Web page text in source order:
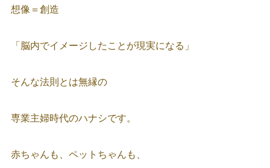
想像＝創造
「脳内でイメージしたことが現実になる」
そんな法則とは無縁の
専業主婦時代のハナシです。
赤ちゃんも、ペットちゃんも、